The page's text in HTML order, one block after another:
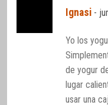
Ignasi -
Yo los
de yogur
lugar
usar una